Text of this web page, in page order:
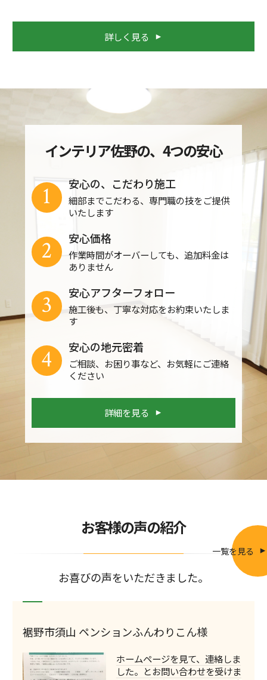
詳しく見る
インテリア佐野の、4つの安心
安心の、こだわり施工
細部までこだわる、専門職の技をご提供
いたします
1
安心価格
作業時間がオーバーしても、追加料金は
ありません
2
安心アフターフォロー
施工後も、丁寧な対応をお約束いたしま
す
3
安心の地元密着
ご相談、お困り事など、お気軽にご連絡
ください
4
詳細を見る
お客様の声の紹介
お喜びの声をいただきました。
一覧を見る
裾野市須山 ペンションふんわりこん様
ホームページを見て、連絡しま
した。とお問い合わせを受けま